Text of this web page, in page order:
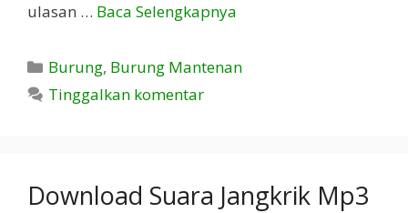
ulasan … Baca Selengkapnya
Kategori
Burung, Burung Mantenan
Tinggalkan komentar
Download Suara Jangkrik Mp3